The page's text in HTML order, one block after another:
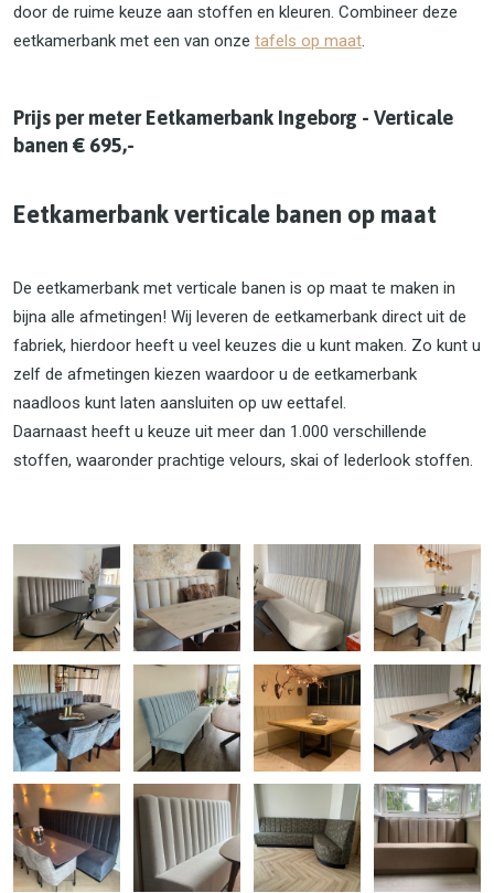
door de ruime keuze aan stoffen en kleuren. Combineer deze
eetkamerbank met een van onze tafels op maat.
Prijs per meter Eetkamerbank Ingeborg - Verticale
banen € 695,-
Eetkamerbank verticale banen op maat
De eetkamerbank met verticale banen is op maat te maken in
bijna alle afmetingen! Wij leveren de eetkamerbank direct uit de
fabriek, hierdoor heeft u veel keuzes die u kunt maken. Zo kunt u
zelf de afmetingen kiezen waardoor u de eetkamerbank
naadloos kunt laten aansluiten op uw eettafel.
Daarnaast heeft u keuze uit meer dan 1.000 verschillende
stoffen, waaronder prachtige velours, skai of lederlook stoffen.